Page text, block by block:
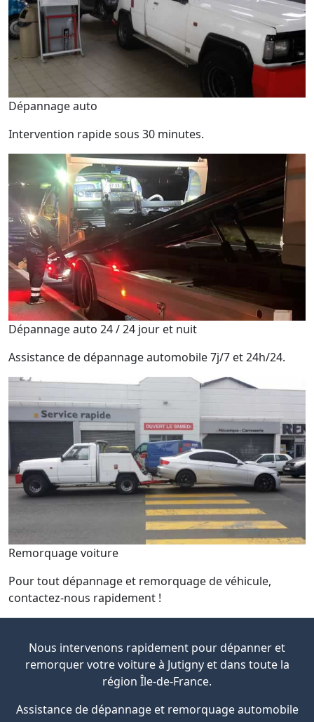
Dépannage auto
Intervention rapide sous 30 minutes.
Dépannage auto 24 / 24 jour et nuit
Assistance de dépannage automobile 7j/7 et 24h/24.
Remorquage voiture
Pour tout dépannage et remorquage de véhicule,
contactez-nous rapidement !
Nous intervenons rapidement pour dépanner et
remorquer votre voiture à Jutigny et dans toute la
région Île-de-France.
Assistance de dépannage et remorquage automobile